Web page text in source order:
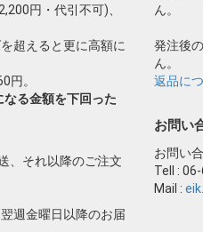
円・代引不可)、
超えると更に高額に
円。
る金額を下回った
、それ以降のご注文
週金曜日以降のお届
ん。
発注後
ん。
返品に
お問い
お問い
Tell :
Mail :